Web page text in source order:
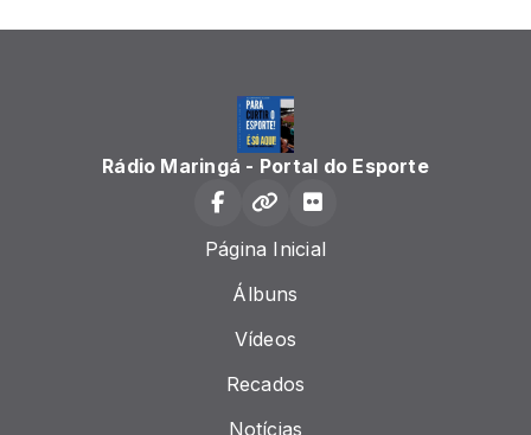
Rádio Maringá - Portal do Esporte
Página Inicial
Álbuns
Vídeos
Recados
Notícias